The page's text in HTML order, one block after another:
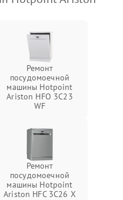
Ремонт
посудомоечной
машины Hotpoint
Ariston HFO 3C23
WF
Ремонт
посудомоечной
машины Hotpoint
Ariston HFC 3C26 X